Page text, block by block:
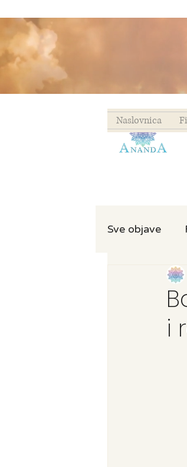
Naslovnica
Sve objave
Recenzija
i